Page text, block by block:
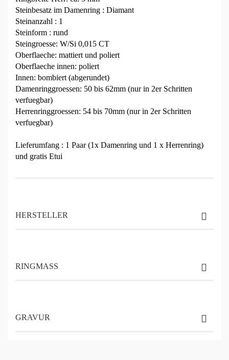
Steinbesatz im Damenring : Diamant
Steinanzahl : 1
Steinform : rund
Steingroesse: W/Si 0,015 CT
Oberflaeche: mattiert und poliert
Oberflaeche innen: poliert
Innen: bombiert (abgerundet)
Damenringgroessen: 50 bis 62mm (nur in 2er Schritten
verfuegbar)
Herrenringgroessen: 54 bis 70mm (nur in 2er Schritten
verfuegbar)
Lieferumfang : 1 Paar (1x Damenring und 1 x Herrenring)
und gratis Etui
HERSTELLER
RINGMASS
GRAVUR